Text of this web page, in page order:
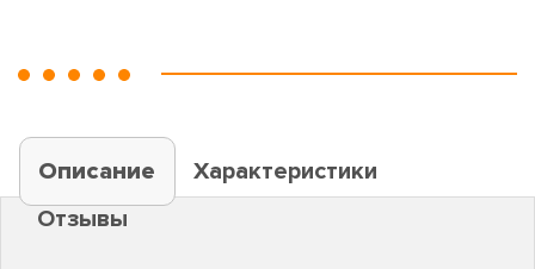
Описание
Характеристики
Отзывы